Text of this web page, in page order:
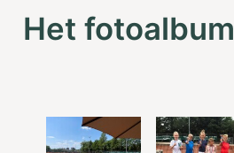
Het fotoalbum